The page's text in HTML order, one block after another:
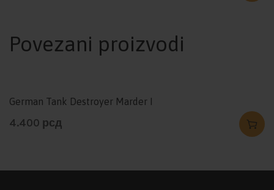
Povezani proizvodi
German Tank Destroyer Marder I
4.400 рсд